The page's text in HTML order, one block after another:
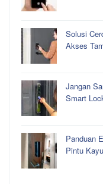
Solusi
Akses
Jangan
Smart
Panduan
Pintu